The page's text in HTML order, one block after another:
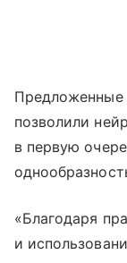
Предложенные
позволили
в первую
«Благодаря
и